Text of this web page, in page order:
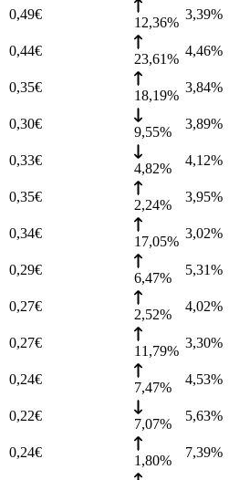
0,49€
12,36%
3,39%
0,44€
23,61%
4,46%
0,35€
18,19%
3,84%
0,30€
9,55%
3,89%
0,33€
4,82%
4,12%
0,35€
2,24%
3,95%
0,34€
17,05%
3,02%
0,29€
6,47%
5,31%
0,27€
2,52%
4,02%
0,27€
11,79%
3,30%
0,24€
7,47%
4,53%
0,22€
7,07%
5,63%
0,24€
1,80%
7,39%